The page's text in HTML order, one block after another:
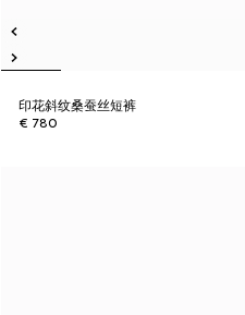
印花斜纹桑蚕丝短裤
€ 780